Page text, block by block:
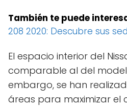
También te puede
208 2020: Descubre sus
El espacio interior del
comparable al del
embargo, se han
áreas para maximizar el